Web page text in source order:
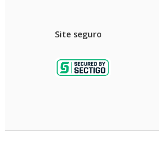
Site seguro